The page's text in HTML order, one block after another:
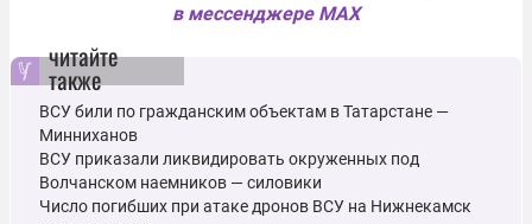
в мессенджере MAX
читайте
также
ВСУ били по гражданским объектам в Татарстане ―
Минниханов
ВСУ приказали ликвидировать окруженных под
Волчанском наемников — силовики
Число погибших при атаке дронов ВСУ на Нижнекамск